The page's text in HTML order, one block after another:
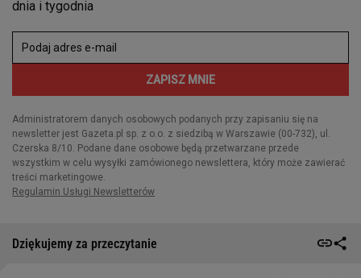
Dziękujemy za przeczytanie